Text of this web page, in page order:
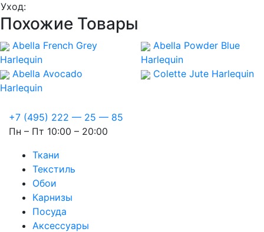
Уход:
Похожие Товары
Abella French Grey
Harlequin
Abella Powder Blue
Harlequin
Abella Avocado
Harlequin
Colette Jute Harlequin
+7 (495) 222 — 25 — 85
Пн – Пт 10:00 – 20:00
Ткани
Текстиль
Обои
Карнизы
Посуда
Аксессуары